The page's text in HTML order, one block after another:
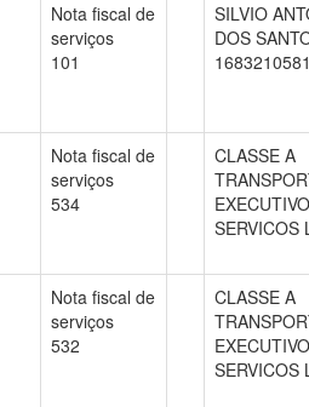
Nota fiscal de
serviços
101
SILVIO
DOS
Nota fiscal de
serviços
534
CLASSE A
SERVICOS
Nota fiscal de
serviços
532
CLASSE A
SERVICOS